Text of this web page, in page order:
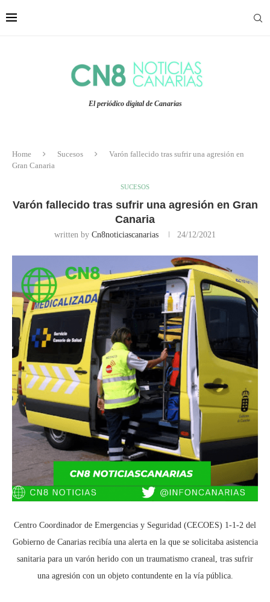
El periódico digital de Canarias
Home Sucesos
Varón fallecido tras sufrir una agresión en
Gran Canaria
SUCESOS
Varón fallecido tras sufrir una agresión en Gran
Canaria
written by Cn8noticiascanarias 24/12/2021
Centro Coordinador de Emergencias y Seguridad (CECOES) 1-1-2 del
Gobierno de Canarias recibía una alerta en la que se solicitaba asistencia
sanitaria para un varón herido con un traumatismo craneal, tras sufrir
una agresión con un objeto contundente en la vía pública.